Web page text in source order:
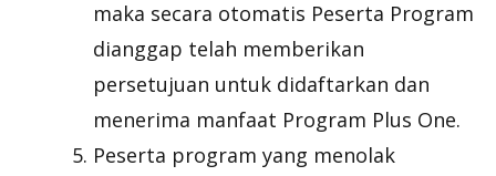
maka secara otomatis Peserta Program
dianggap telah memberikan
persetujuan untuk didaftarkan dan
menerima manfaat Program Plus One.
Peserta program yang menolak